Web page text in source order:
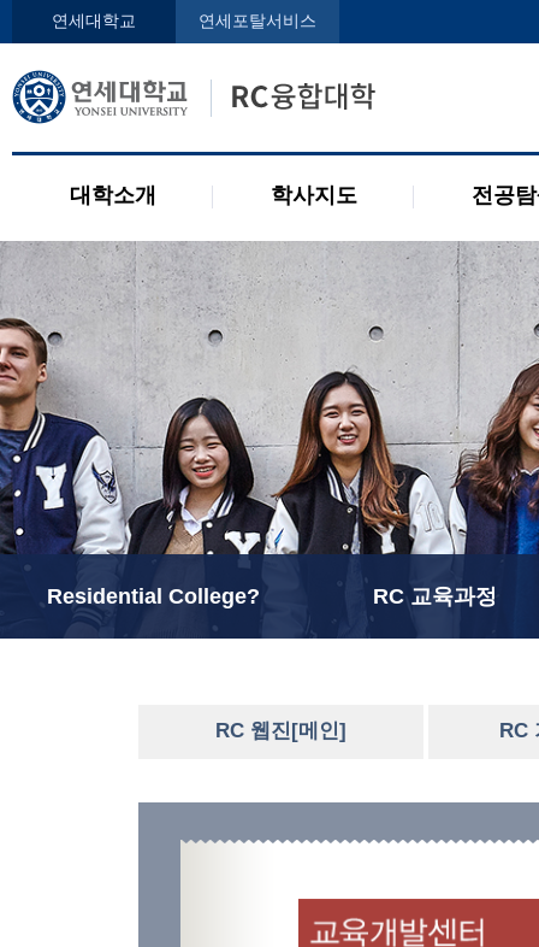
연세대학교 연세포탈서비스
대학소개 학사지도 전공
인사말
오시는 길
학사지도사
Residential College? RC 교육과정
RC 웹진[메인] RC